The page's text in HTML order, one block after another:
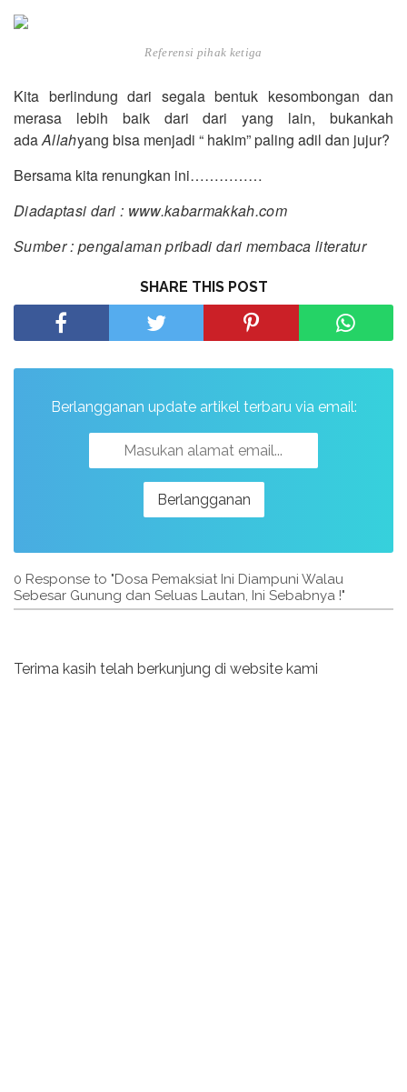
Referensi pihak ketiga
Kita berlindung dari segala bentuk kesombongan dan
merasa lebih baik dari dari yang lain, bukankah
adaAllahyang bisa menjadi “ hakim” paling adil dan jujur?
Bersama kita renungkan ini……………
Diadaptasi dari : www.kabarmakkah.com
Sumber : pengalaman pribadi dari membaca literatur
SHARE THIS POST
Berlangganan update artikel terbaru via email:
0 Response to "Dosa Pemaksiat Ini Diampuni Walau
Sebesar Gunung dan Seluas Lautan, Ini Sebabnya !"
Terima kasih telah berkunjung di website kami